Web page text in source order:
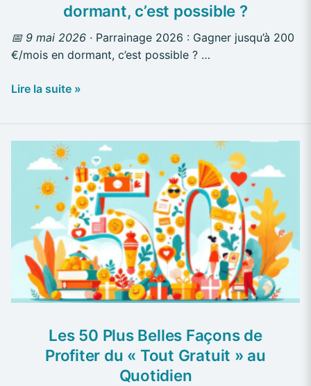
dormant, c’est possible ?
📅 9 mai 2026 · Parrainage 2026 : Gagner jusqu’à 200
€/mois en dormant, c’est possible ? …
Lire la suite »
Les 50 Plus Belles Façons de
Profiter du « Tout Gratuit » au
Quotidien
Belles
Façons
Profiter
« Tout
Gratuit »
Quotidien